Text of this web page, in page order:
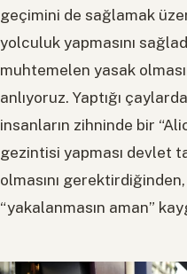
geçimini de sağlamak
yolculuk yapmasını
muhtemelen yasak
anlıyoruz. Yaptığı
insanların zihninde bir
gezintisi yapması devlet
olmasını
“yakalanmasın aman”